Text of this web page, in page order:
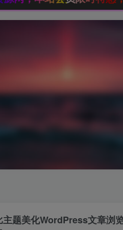
题美化WordPress文章浏